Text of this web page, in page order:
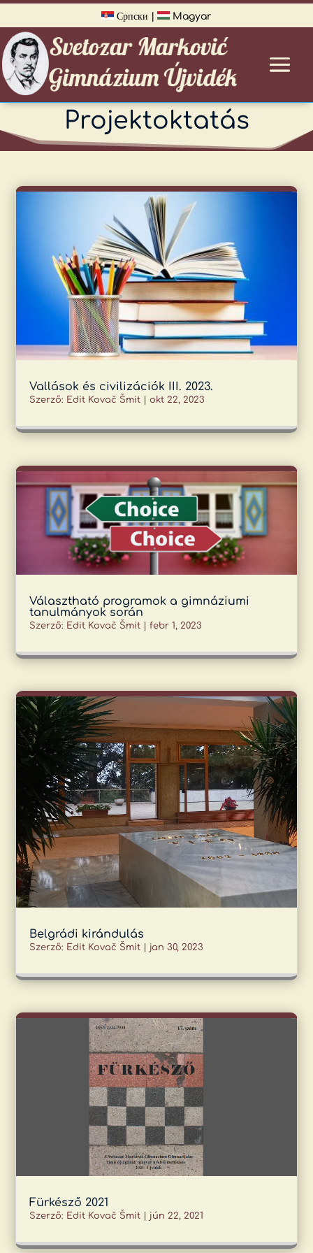
Српски Magyar
Projektoktatás
Vallások és civilizációk III. 2023.
Szerző: Edit Kovač Šmit |okt 22, 2023
Választható programok a gimnáziumi
tanulmányok során
Szerző: Edit Kovač Šmit |febr 1, 2023
Belgrádi kirándulás
Szerző: Edit Kovač Šmit jan 30, 2023
Fürkésző 2021
Szerző: Edit Kovač Šmit jún 22, 2021